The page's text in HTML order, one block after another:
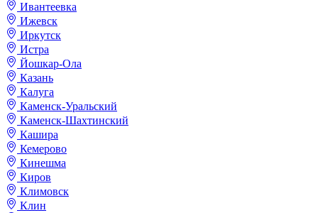
Ивантеевка
Ижевск
Иркутск
Истра
Йошкар-Ола
Казань
Калуга
Каменск-Уральский
Каменск-Шахтинский
Кашира
Кемерово
Кинешма
Киров
Климовск
Клин